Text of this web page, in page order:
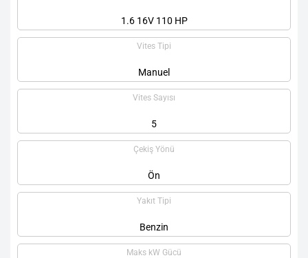
1.6 16V 110 HP
Vites Tipi
Manuel
Vites Sayısı
5
Çekiş Yönü
Ön
Yakıt Tipi
Benzin
Maks kW Gücü